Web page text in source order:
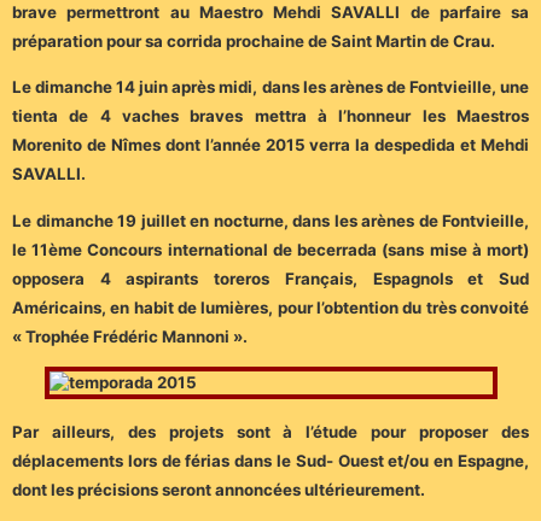
brave permettront au Maestro Mehdi SAVALLI de parfaire sa
préparation pour sa corrida prochaine de Saint Martin de Crau.
Le dimanche 14 juin après midi, dans les arènes de Fontvieille, une
tienta de 4 vaches braves mettra à l’honneur les Maestros
Morenito de Nîmes dont l’année 2015 verra la despedida et Mehdi
SAVALLI.
Le dimanche 19 juillet en nocturne, dans les arènes de Fontvieille,
le 11ème Concours international de becerrada (sans mise à mort)
opposera 4 aspirants toreros Français, Espagnols et Sud
Américains, en habit de lumières, pour l’obtention du très convoité
« Trophée Frédéric Mannoni ».
Par ailleurs, des projets sont à l’étude pour proposer des
déplacements lors de férias dans le Sud- Ouest et/ou en Espagne,
dont les précisions seront annoncées ultérieurement.